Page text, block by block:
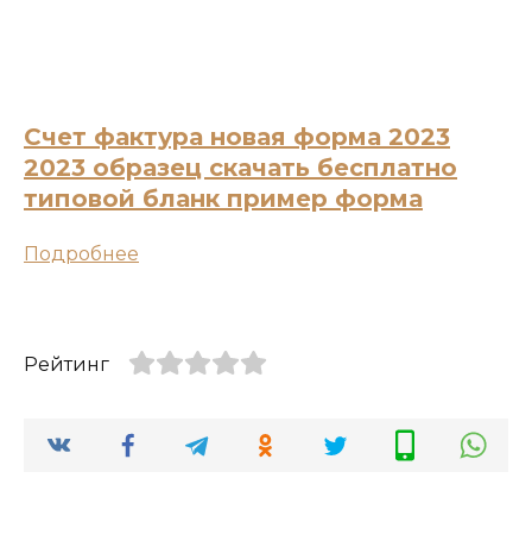
Счет фактура новая форма 2023
2023 образец скачать бесплатно
типовой бланк пример форма
Подробнее
Рейтинг